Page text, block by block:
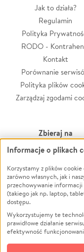
Jak to działa?
Regulamin
Polityka
RODO -
Kontakt
Porównanie
Polityka plików
Zarządzaj zgodami
Zbieraj na
Leczenie
Zwierzęta
Pożar
Ukraina
Pomoc Finansowa
Projekty
Pogrzeb
Informacje o plikach
Korzystamy z plików
zarówno własnych, jak i
przechowywanie informacji
(takiego jak np. laptop,
dostępu.
Wykorzystujemy te
prawidłowe działanie
efektywność